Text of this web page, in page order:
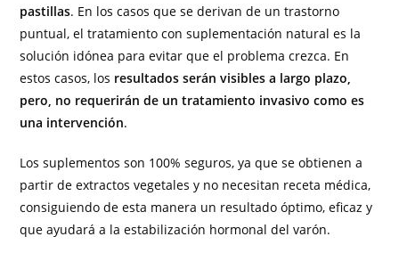
pastillas. En los casos que se derivan de un trastorno
puntual, el tratamiento con suplementación natural es la
solución idónea para evitar que el problema crezca. En
estos casos, los resultados serán visibles a largo plazo,
pero, no requerirán de un tratamiento invasivo como es
una intervención.
Los suplementos son 100% seguros, ya que se obtienen a
partir de extractos vegetales y no necesitan receta médica,
consiguiendo de esta manera un resultado óptimo, eficaz y
que ayudará a la estabilización hormonal del varón.